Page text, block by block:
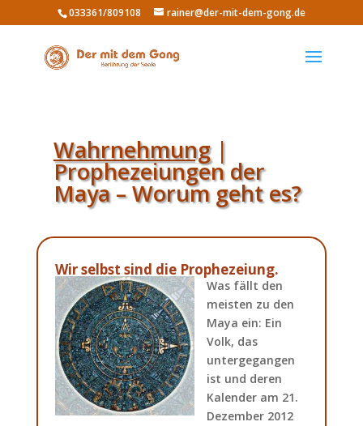
033361/809108 rainer@der-mit-dem-gong.de
Wahrnehmung|
Prophezeiungen der
Maya – Worum geht es?
Wir selbst sind die Prophezeiung.
Was fällt den
meisten zu den
Maya ein: Ein
Volk, das
untergegangen
ist und deren
Kalender am 21.
Dezember 2012